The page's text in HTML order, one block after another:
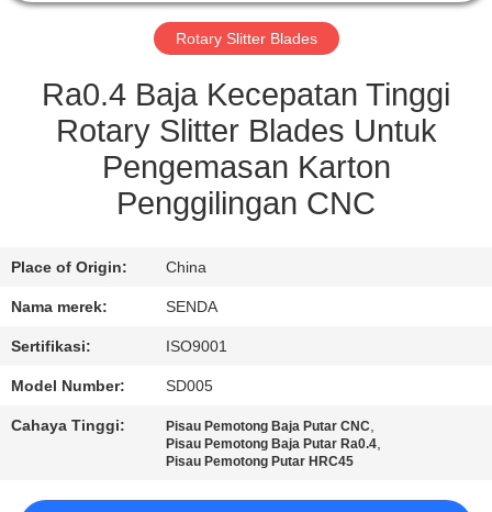
KASUS-
KASUS
KUTIPAN
KEBIJAKAN
PRIVASI
Rotary Slitter Blades
Ra0.4 Baja Kecepatan Tinggi
Rotary Slitter Blades Untuk
Pengemasan Karton
Penggilingan CNC
Place of Origin: China
Nama merek: SENDA
Sertifikasi: ISO9001
Model Number: SD005
Cahaya Tinggi: Pisau Pemotong Baja Putar CNC,
Pisau Pemotong Baja Putar Ra0.4,
Pisau Pemotong Putar HRC45